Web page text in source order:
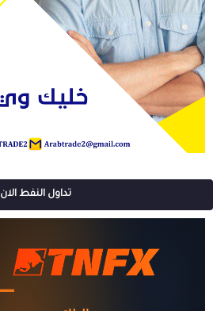
تداول النفط الان